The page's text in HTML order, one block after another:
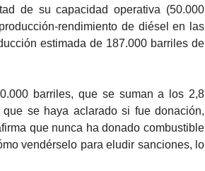
de su capacidad operativa (50.000
rendimiento de diésel en las
estimada de 187.000 barriles de
barriles, que se suman a los 2,8
se haya aclarado si fue donación,
que nunca ha donado combustible
vendérselo para eludir sanciones, lo